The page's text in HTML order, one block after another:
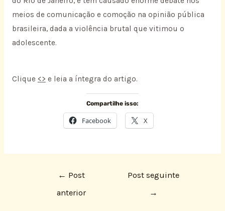
meios de comunicação e comoção na opinião pública
brasileira, dada a violência brutal que vitimou o
adolescente.
Clique <> e leia a íntegra do artigo.
Compartilhe isso:
Facebook X
← Post
anterior
Post seguinte
→